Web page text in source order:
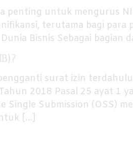
penting untuk mengurus
terutama bagi para
Bisnis Sebagai bagian
surat izin
2018 Pasal 25 ayat 1
Single Submission (OSS)
[…]